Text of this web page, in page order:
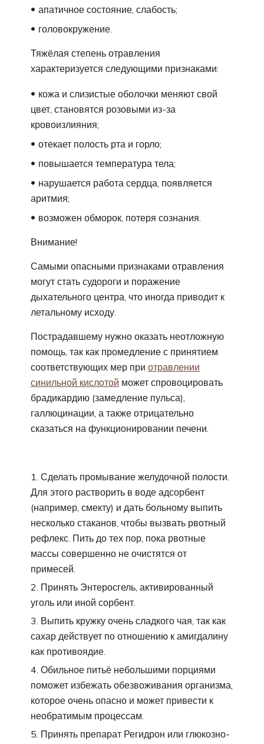
апатичное состояние, слабость;
головокружение.
Тяжёлая степень отравления
характеризуется следующими признаками:
кожа и слизистые оболочки меняют свой
цвет, становятся розовыми из-за
кровоизлияния;
отекает полость рта и горло;
повышается температура тела;
нарушается работа сердца, появляется
аритмия;
возможен обморок, потеря сознания.
Внимание!
Самыми опасными признаками отравления
могут стать судороги и поражение
дыхательного центра, что иногда приводит к
летальному исходу.
Пострадавшему нужно оказать неотложную
помощь, так как промедление с принятием
соответствующих мер при отравлении
синильной кислотой может спровоцировать
брадикардию (замедление пульса),
галлюцинации, а также отрицательно
сказаться на функционировании печени.
Сделать промывание желудочной полости.
Для этого растворить в воде адсорбент
(например, смекту) и дать больному выпить
несколько стаканов, чтобы вызвать рвотный
рефлекс. Пить до тех пор, пока рвотные
массы совершенно не очистятся от
примесей.
Принять Энтеросгель, активированный
уголь или иной сорбент.
Выпить кружку очень сладкого чая, так как
сахар действует по отношению к амигдалину
как противоядие.
Обильное питьё небольшими порциями
поможет избежать обезвоживания организма,
которое очень опасно и может привести к
необратимым процессам.
Принять препарат Регидрон или глюкозно-